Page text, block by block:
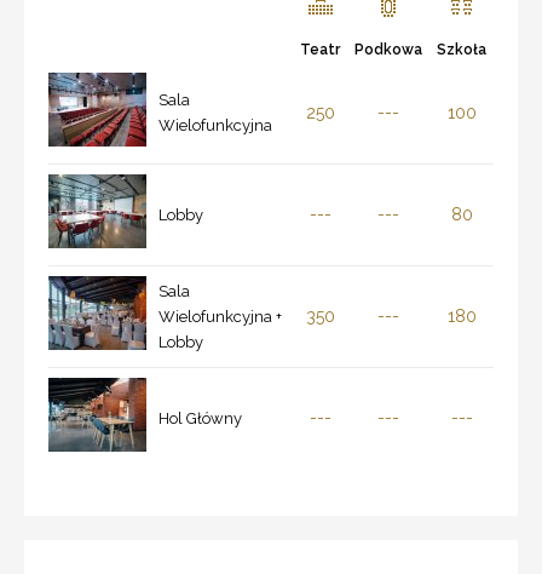
Teatr Podkowa Szkoła
Sala
Wielofunkcyjna
250 --- 100
Lobby --- --- 80
Sala
Wielofunkcyjna +
Lobby
350 --- 180
Hol Główny --- --- ---